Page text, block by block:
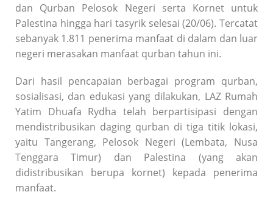
dan Qurban Pelosok Negeri serta Kornet untuk
Palestina hingga hari tasyrik selesai (20/06). Tercatat
sebanyak 1.811 penerima manfaat di dalam dan luar
negeri merasakan manfaat qurban tahun ini.
Dari hasil pencapaian berbagai program qurban,
sosialisasi, dan edukasi yang dilakukan, LAZ Rumah
Yatim Dhuafa Rydha telah berpartisipasi dengan
mendistribusikan daging qurban di tiga titik lokasi,
yaitu Tangerang, Pelosok Negeri (Lembata, Nusa
Tenggara Timur) dan Palestina (yang akan
didistribusikan berupa kornet) kepada penerima
manfaat.